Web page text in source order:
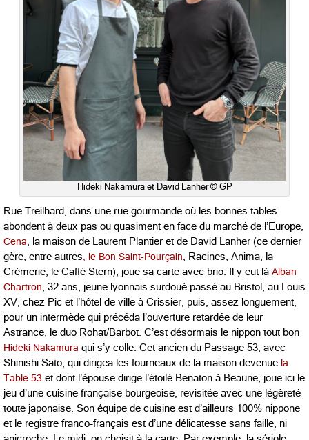
Hideki Nakamura et David Lanher © GP
Rue Treilhard, dans une rue gourmande où les bonnes tables
abondent à deux pas ou quasiment en face du marché de l’Europe,
Cena , la maison de Laurent Plantier et de David Lanher (ce dernier
gère, entre autres , le Bon Saint-Pourçain , Racines, Anima, la
Crémerie, le Caffé Stern), joue sa carte avec brio. Il y eut là Alban
Chartron , 32 ans, jeune lyonnais surdoué passé au Bristol, au Louis
XV, chez Pic et l’hôtel de ville à Crissier, puis, assez longuement,
pour un intermède qui précéda l’ouverture retardée de leur
Astrance, le duo Rohat/Barbot. C’est désormais le nippon tout bon
Hideki Nakamura qui s’y colle. Cet ancien du Passage 53, avec
Shinishi Sato, qui dirigea les fourneaux de la maison devenue la
Table 53 et dont l’épouse dirige l’étoilé Benaton à Beaune, joue ici le
jeu d’une cuisine française bourgeoise, revisitée avec une légèreté
toute japonaise. Son équipe de cuisine est d’ailleurs 100% nippone
et le registre franco-français est d’une délicatesse sans faille, ni